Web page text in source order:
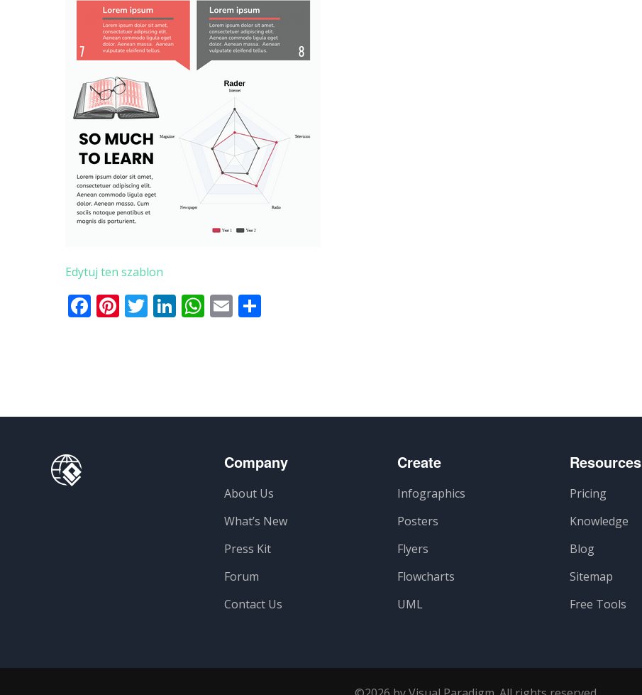
Edytuj ten szablon
Facebook
Pinterest
Twitter
LinkedIn
WhatsApp
Email
Company
About Us
What’s New
Press Kit
Forum
Contact Us
Create
Infographics
Posters
Flyers
Flowcharts
UML
Resources
Pricing
Knowledge
Blog
Sitemap
Free Tools